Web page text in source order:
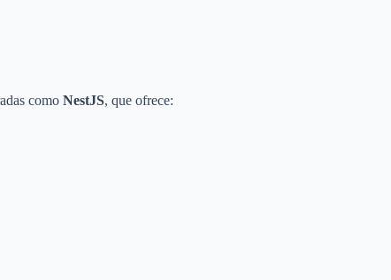
como NestJS, que ofrece: